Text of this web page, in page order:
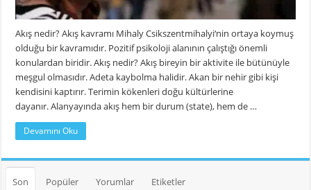
Akış nedir? Akış kavramı Mihaly Csikszentmihalyi‘nin ortaya koymuş
olduğu bir kavramıdır. Pozitif psikoloji alanının çalıştığı önemli
konulardan biridir. Akış nedir? Akış bireyin bir aktivite ile bütünüyle
meşgul olmasıdır. Adeta kaybolma halidir. Akan bir nehir gibi kişi
kendisini kaptırır. Terimin kökenleri doğu kültürlerine
dayanır. Alanyayında akış hem bir durum (state), hem de …
Devamını Oku
Son Popüler Yorumlar Etiketler